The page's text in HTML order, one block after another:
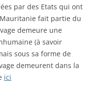
par des Etats qui ont
Mauritanie fait partie du
demeure une
(à savoir
sous sa forme de
demeurent dans la
ici